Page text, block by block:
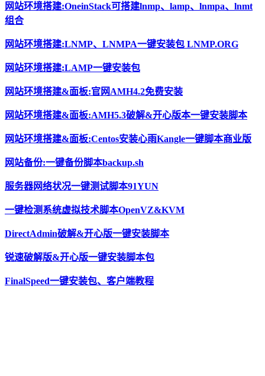
网站环境搭建:OneinStack可搭建lnmp、lamp、lnmpa、lnmt
组合
网站环境搭建:LNMP、LNMPA一键安装包 LNMP.ORG
网站环境搭建:LAMP一键安装包
网站环境搭建&面板:官网AMH4.2免费安装
网站环境搭建&面板:AMH5.3破解&开心版本一键安装脚本
网站环境搭建&面板:Centos安装心雨Kangle一键脚本商业版
网站备份:一键备份脚本backup.sh
服务器网络状况一键测试脚本91YUN
一键检测系统虚拟技术脚本OpenVZ&KVM
DirectAdmin破解&开心版一键安装脚本
锐速破解版&开心版一键安装脚本包
FinalSpeed一键安装包、客户端教程